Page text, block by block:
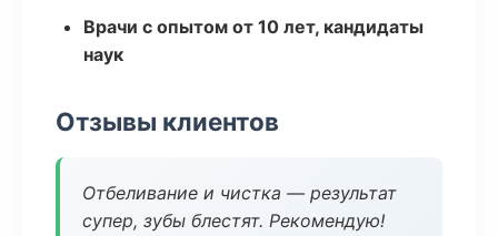
Врачи с опытом от 10 лет, кандидаты
наук
Отзывы клиентов
Отбеливание и чистка — результат
супер, зубы блестят. Рекомендую!